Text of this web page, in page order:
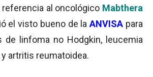
al oncológico Mabthera
el visto bueno de laANVISA para
de linfoma no Hodgkin, leucemia
artritis reumatoidea.